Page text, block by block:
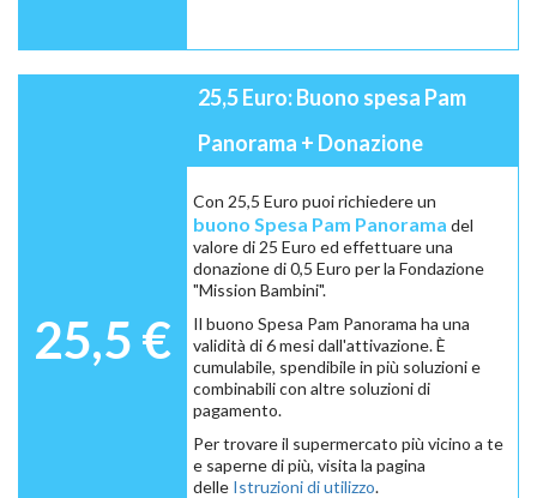
25,5 €
25,5 Euro: Buono spesa Pam
Panorama + Donazione
Con 25,5 Euro puoi richiedere un
buono Spesa Pam Panorama del
valore di 25 Euro ed effettuare una
donazione di 0,5 Euro per la Fondazione
"Mission Bambini".
Il buono Spesa Pam Panorama ha una
validità di 6 mesi dall'attivazione. È
cumulabile, spendibile in più soluzioni e
combinabili con altre soluzioni di
pagamento.
Per trovare il supermercato più vicino a te
e saperne di più, visita la pagina
delle Istruzioni di utilizzo.